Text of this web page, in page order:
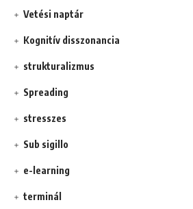
Vetési naptár
Kognitív disszonancia
strukturalizmus
Spreading
stresszes
Sub sigillo
e-learning
terminál